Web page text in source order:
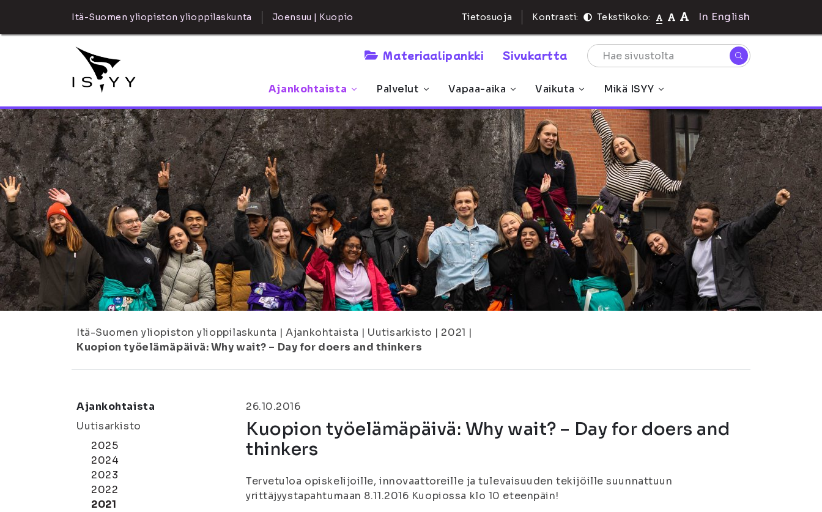
Itä-Suomen yliopiston ylioppilaskunta Joensuu | Kuopio Tietosuoja Kontrasti: Tekstikoko: In English
Materiaalipankki Sivukartta
Ajankohtaista Palvelut Vapaa-aika Vaikuta Mikä ISYY
Itä-Suomen yliopiston ylioppilaskunta | Ajankohtaista | Uutisarkisto | 2021 |
Kuopion työelämäpäivä: Why wait? – Day for doers and thinkers
Ajankohtaista
Uutisarkisto
2025
2024
2023
2022
2021
26.10.2016
Kuopion työelämäpäivä: Why wait? – Day for doers and
thinkers
Tervetuloa opiskelijoille, innovaattoreille ja tulevaisuuden tekijöille suunnattuun
yrittäjyystapahtumaan 8.11.2016 Kuopiossa klo 10 eteenpäin!